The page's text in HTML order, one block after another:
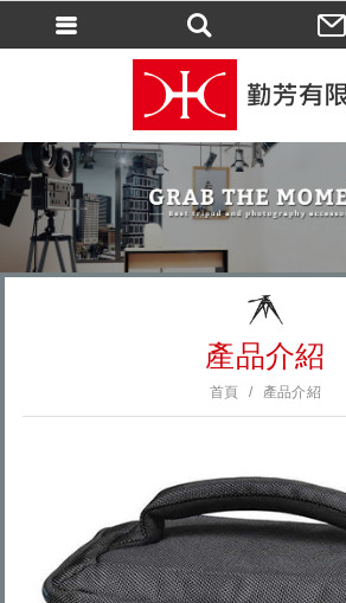
產品介紹
首頁 產品介紹
會員登入(燈箱)
加入會員
忘記密碼
訂單查詢
個人資料修改
會員登出